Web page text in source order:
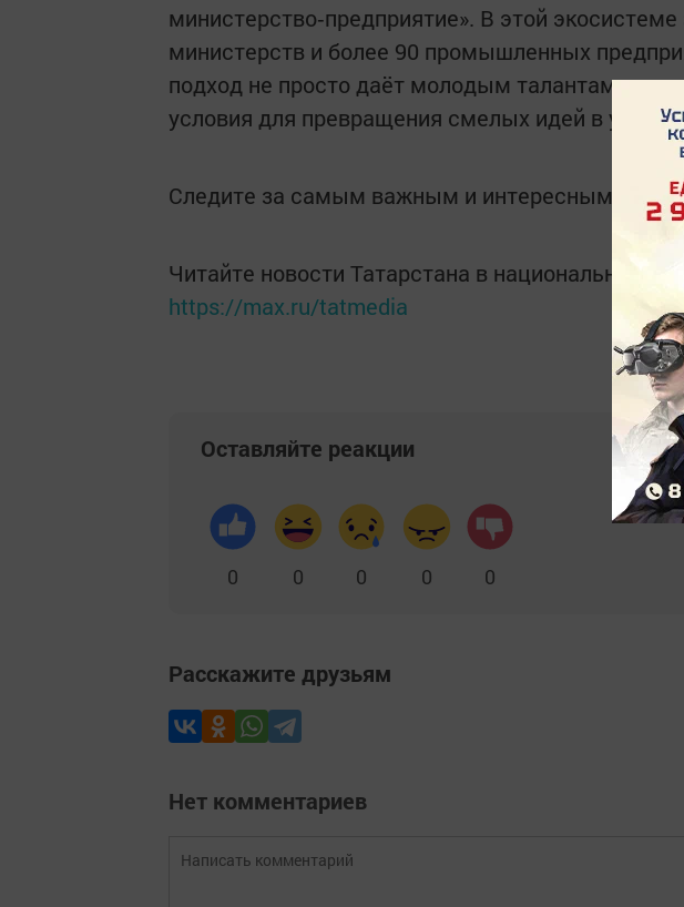
министерство‑предприятие». В этой
министерств и более 90 промышленных
подход не просто даёт молодым талантам
условия для превращения смелых идей в
Следите за самым важным и интересным в
Читайте новости Татарстана в национальном
https://max.ru/tatmedia
Оставляйте реакции
0 0 0 0 0
Расскажите друзьям
Нет комментариев